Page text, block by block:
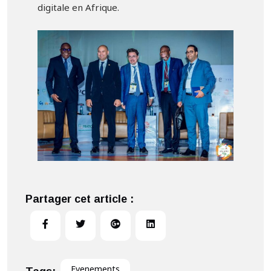
digitale en Afrique.
Partager cet article :